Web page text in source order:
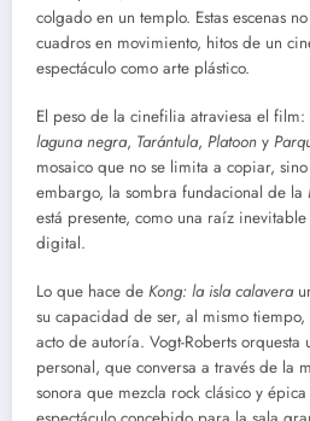
colgado en un templo. Estas escenas
cuadros en movimiento, hitos de un
espectáculo como arte plástico.
El peso de la cinefilia atraviesa el film:
laguna negra, Tarántula, Platoon y
mosaico que no se limita a copiar,
embargo, la sombra fundacional de la
está presente, como una raíz
digital.
Lo que hace de Kong: la isla calavera
su capacidad de ser, al mismo
acto de autoría. Vogt-Roberts orquesta
personal, que conversa a través de la
sonora que mezcla rock clásico y